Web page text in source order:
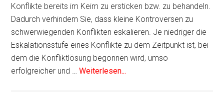
Konflikte bereits im Keim zu ersticken bzw. zu behandeln.
Dadurch verhindern Sie, dass kleine Kontroversen zu
schwerwiegenden Konflikten eskalieren. Je niedriger die
Eskalationsstufe eines Konflikte zu dem Zeitpunkt ist, bei
dem die Konfliktlösung begonnen wird, umso
erfolgreicher und …Weiterlesen...